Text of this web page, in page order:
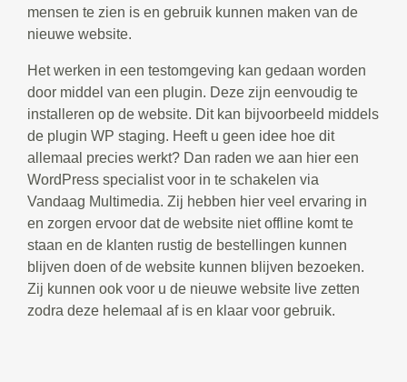
mensen te zien is en gebruik kunnen maken van de
nieuwe website.
Het werken in een testomgeving kan gedaan worden
door middel van een plugin. Deze zijn eenvoudig te
installeren op de website. Dit kan bijvoorbeeld middels
de plugin WP staging. Heeft u geen idee hoe dit
allemaal precies werkt? Dan raden we aan hier een
WordPress specialist voor in te schakelen via
Vandaag Multimedia. Zij hebben hier veel ervaring in
en zorgen ervoor dat de website niet offline komt te
staan en de klanten rustig de bestellingen kunnen
blijven doen of de website kunnen blijven bezoeken.
Zij kunnen ook voor u de nieuwe website live zetten
zodra deze helemaal af is en klaar voor gebruik.